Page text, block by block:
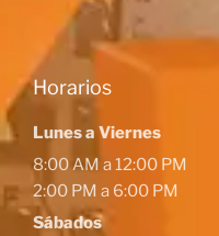
Horarios
Lunes a Viernes
8:00 AM a 12:00 PM
2:00 PM a 6:00 PM
Sábados